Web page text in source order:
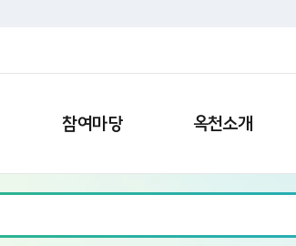
참여마당 옥천소개